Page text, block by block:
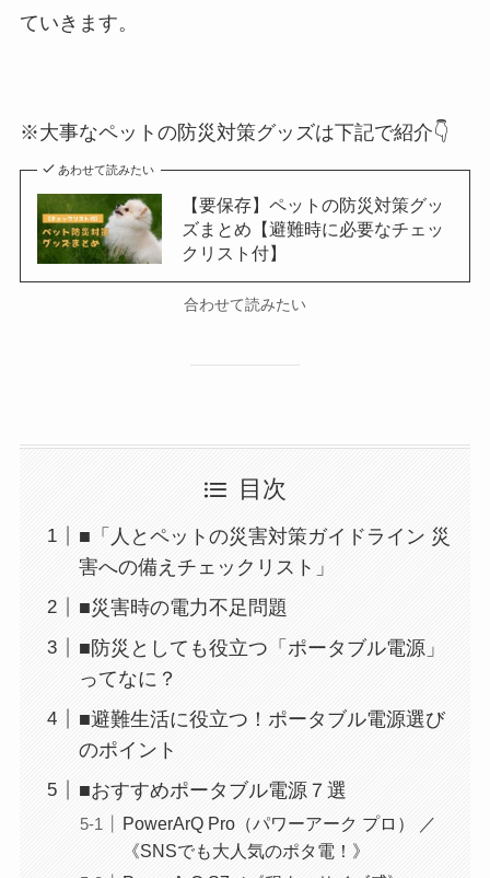
ていきます。
※大事なペットの防災対策グッズは下記で紹介👇
あわせて読みたい
【要保存】ペットの防災対策グッ
ズまとめ【避難時に必要なチェッ
クリスト付】
合わせて読みたい
目次
■「人とペットの災害対策ガイドライン 災
害への備えチェックリスト」
■災害時の電力不足問題
■防災としても役立つ「ポータブル電源」
ってなに？
■避難生活に役立つ！ポータブル電源選び
のポイント
■おすすめポータブル電源７選
PowerArQ Pro（パワーアーク プロ） ／
《SNSでも大人気のポタ電！》